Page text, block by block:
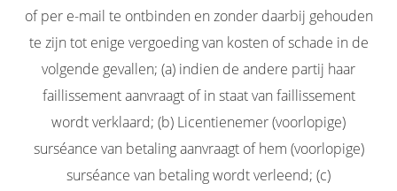
of per e-mail te ontbinden en zonder daarbij gehouden
te zijn tot enige vergoeding van kosten of schade in de
volgende gevallen; (a) indien de andere partij haar
faillissement aanvraagt of in staat van faillissement
wordt verklaard; (b) Licentienemer (voorlopige)
surséance van betaling aanvraagt of hem (voorlopige)
surséance van betaling wordt verleend; (c)